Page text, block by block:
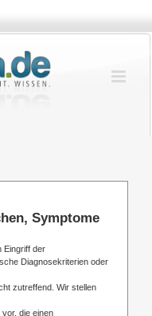
Symptome
Eingriff der
Diagnosekriterien oder
zutreffend. Wir stellen
die einen